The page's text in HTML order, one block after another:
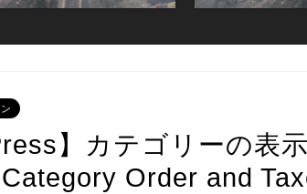
】カテゴリーの表
Order and